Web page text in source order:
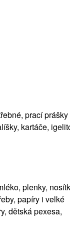
, prací prášky
kartáče,
, plenky,
papíry i velké
dětská pexesa,